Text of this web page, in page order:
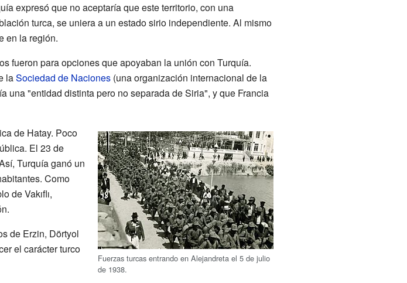
expresó que no aceptaría que este territorio, con una
turca, se uniera a un estado sirio independiente. Al mismo
en la región.
fueron para opciones que apoyaban la unión con Turquía.
laSociedad de Naciones(una organización internacional de la
una "entidad distinta pero no separada de Siria", y que Francia
Fuerzas turcas entrando en Alejandreta el 5 de julio
de 1938.
de Hatay. Poco
El 23 de
Turquía ganó un
Como
de Vakıflı,
de Erzin, Dörtyol
el carácter turco